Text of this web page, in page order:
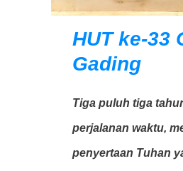
HUT ke-33
Gading
Tiga puluh tiga
perjalanan waktu,
penyertaan Tuhan